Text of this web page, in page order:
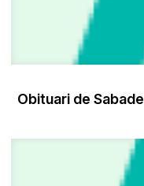
Obituari de